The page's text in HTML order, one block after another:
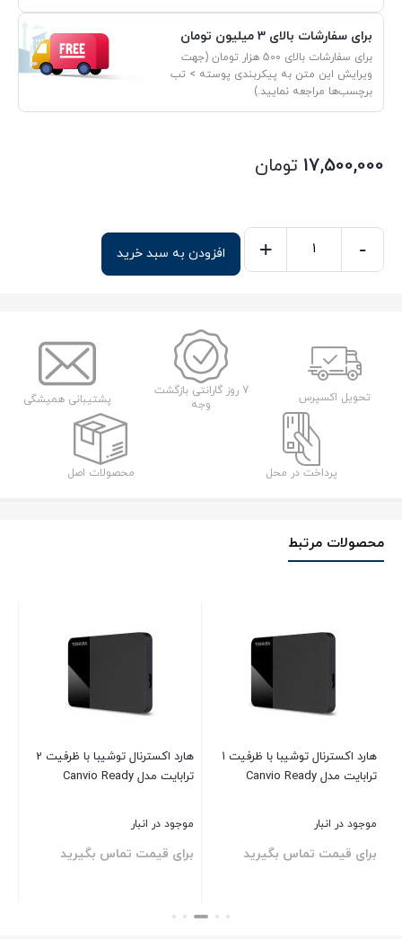
برای سفارشات بالای 3 میلیون تومان
برای سفارشات بالای 500 هزار تومان (جهت
ویرایش این متن به پیکربندی پوسته > تب
برچسب‌ها مراجعه نمایید.)
17,500,000 تومان
ظرفیت
-
+ افزودن به سبد خرید
تحویل اکسپرس
7 روز گارانتی بازگشت
وجه
پشتیبانی همیشگی
پرداخت در محل محصولات اصل
محصولات مرتبط
هارد اکسترنال توشیبا با ظرفیت 1
ترابایت مدل Canvio Ready
موجود در انبار
برای قیمت تماس بگیرید
هارد اکسترنال توشیبا با ظرفیت 2
ترابایت مدل Canvio Ready
موجود در انبار
برای قیمت تماس بگیرید
بستن